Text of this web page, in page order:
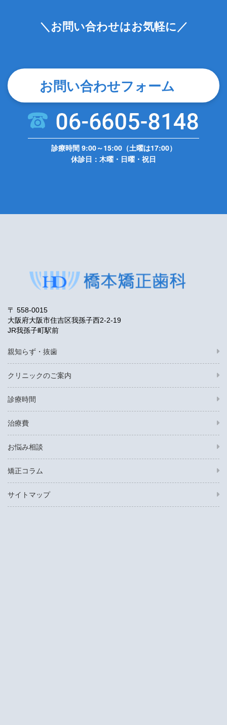
＼お問い合わせはお気軽に／
お問い合わせフォーム
診療時間 9:00～15:00（土曜は17:00）
休診日：木曜・日曜・祝日
〒 558-0015
大阪府大阪市住吉区我孫子西2-2-19
JR我孫子町駅前
親知らず・抜歯
クリニックのご案内
診療時間
治療費
お悩み相談
矯正コラム
サイトマップ